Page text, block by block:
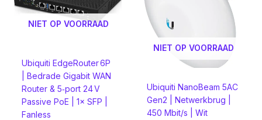
NIET OP VOORRAAD
Ubiquiti EdgeRouter 6P
| Bedrade Gigabit WAN
Router & 5‑port 24 V
Passive PoE | 1× SFP |
Fanless
NIET OP VOORRAAD
Ubiquiti NanoBeam 5AC
Gen2 | Netwerkbrug |
450 Mbit/s | Wit